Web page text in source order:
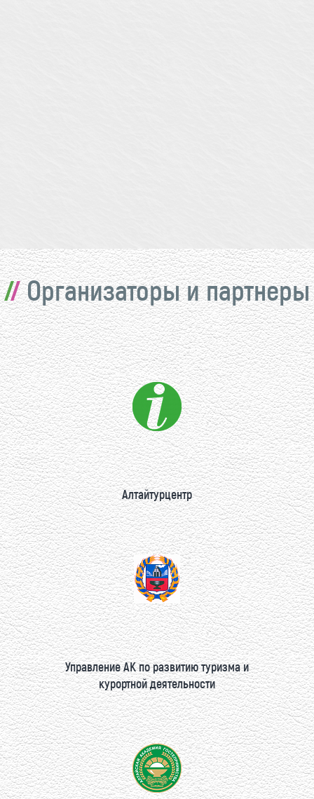
Организаторы и партнеры
Алтайтурцентр
Управление АК по развитию туризма и
курортной деятельности